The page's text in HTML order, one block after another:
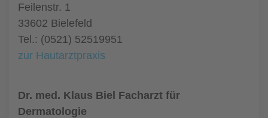
Feilenstr. 1
33602 Bielefeld
Tel.: (0521) 52519951
zur Hautarztpraxis
Dr. med. Klaus Biel Facharzt für
Dermatologie